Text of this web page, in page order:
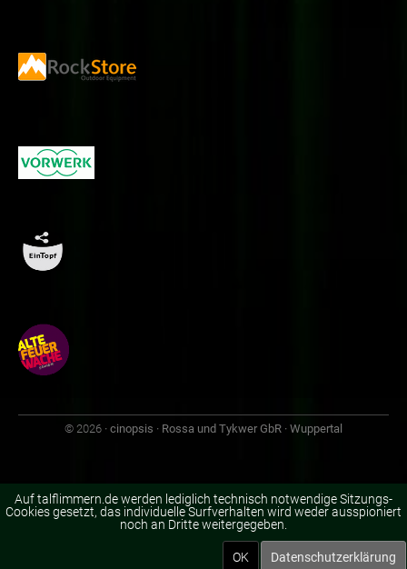
© 2026 · cinopsis · Rossa und Tykwer GbR · Wuppertal
Auf talflimmern.de werden lediglich technisch notwendige Sitzungs-
Cookies gesetzt, das individuelle Surfverhalten wird weder ausspioniert
noch an Dritte weitergegeben.
Datenschutzerklärung
OK